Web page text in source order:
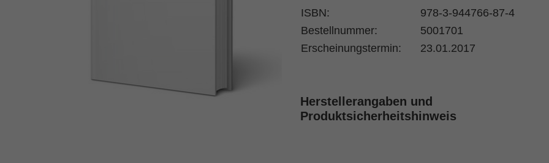
ISBN:
978-3-944766-87-4
Bestellnummer:
5001701
Erscheinungstermin:
23.01.2017
Herstellerangaben und
Produktsicherheitshinweis